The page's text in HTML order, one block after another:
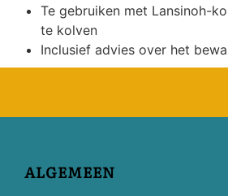
Te gebruiken met Lansinoh-
te kolven
Inclusief advies over het
ALGEMEEN